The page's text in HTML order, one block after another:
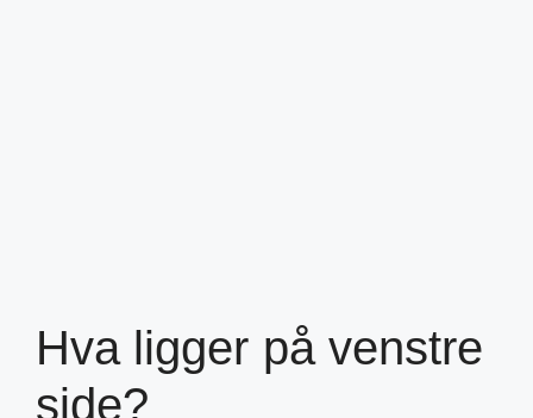
Hva ligger på venstre
side?